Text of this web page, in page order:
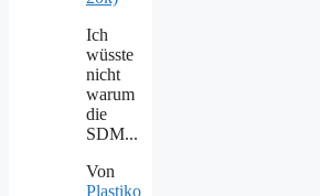
Ich
wüsste
nicht
warum
die
SDM...
Von
Plastiko